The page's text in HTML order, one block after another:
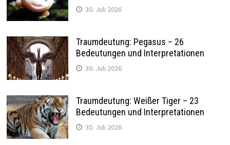
30. Juli 2026
Traumdeutung: Pegasus – 26
Bedeutungen und Interpretationen
30. Juli 2026
Traumdeutung: Weißer Tiger – 23
Bedeutungen und Interpretationen
30. Juli 2026